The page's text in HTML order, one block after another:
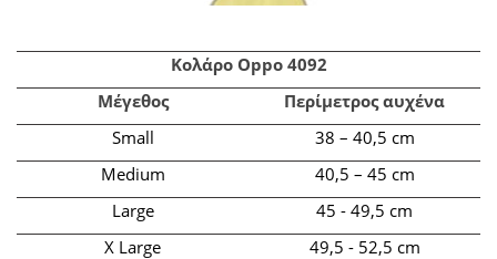
Κολάρο Oppo 4092
Μέγεθος
Περίμετρος αυχένα
Small
38 – 40,5 cm
Medium
40,5 – 45 cm
Large
45 - 49,5 cm
X Large
49,5 - 52,5 cm